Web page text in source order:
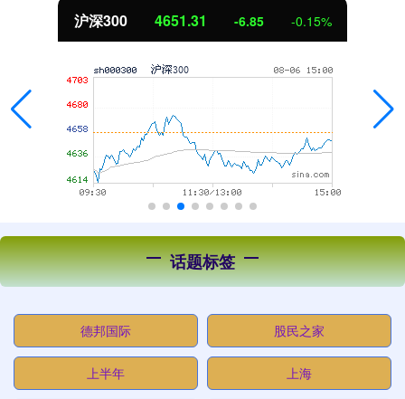
北证50 1122.88 3.42 0.30%
话题标签
德邦国际 股民之家
上半年 上海